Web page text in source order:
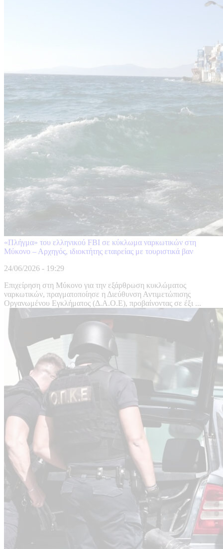
«Πλήγμα» του ελληνικού FBI σε κύκλωμα ναρκωτικών στη
Μύκονο – Αρχηγός, ιδιοκτήτης εταιρείας με τουριστικά βαν
24/06/2026 - 19:29
Επιχείρηση στη Μύκονο για την εξάρθρωση κυκλώματος
ναρκωτικών, πραγματοποίησε η Διεύθυνση Αντιμετώπισης
Οργανωμένου Εγκλήματος (Δ.Α.Ο.Ε), προβαίνοντας σε έξι ...